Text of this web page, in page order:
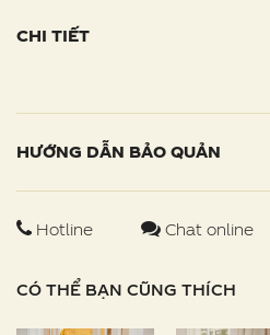
CHI TIẾT
HƯỚNG DẪN BẢO QUẢN
Hotline Chat online
CÓ THỂ BẠN CŨNG THÍCH